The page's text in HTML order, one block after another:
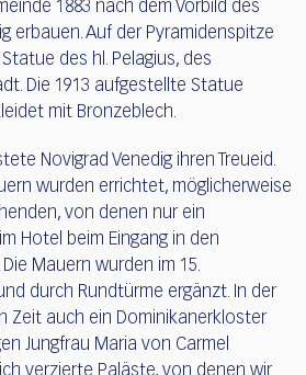
1883 nach dem Vorbild des
erbauen. Auf der Pyramidenspitze
des hl. Pelagius, des
Die 1913 aufgestellte Statue
mit Bronzeblech.
Novigrad Venedig ihren Treueid.
wurden errichtet, möglicherweise
von denen nur ein
Hotel beim Eingang in den
Mauern wurden im 15.
durch Rundtürme ergänzt. In der
Zeit auch ein Dominikanerkloster
Jungfrau Maria von Carmel